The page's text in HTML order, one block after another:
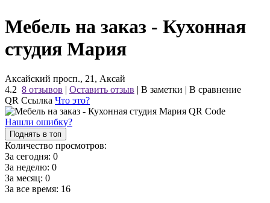
Мебель на заказ - Кухонная
студия Мария
Аксайский просп., 21, Аксай
4.2 8 отзывов | Оставить отзыв | В заметки | В сравнение
QR Ссылка Что это?
Нашли ошибку?
Поднять в топ
Количество просмотров:
За сегодня: 0
За неделю: 0
За месяц: 0
За все время: 16